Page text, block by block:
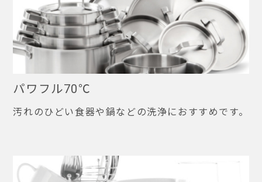
パワフル70℃
汚れのひどい食器や鍋などの洗浄におすすめです。